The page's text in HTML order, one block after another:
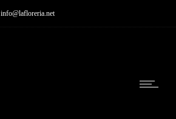
info@lafloreria.net